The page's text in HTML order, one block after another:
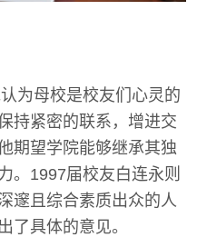
为母校是校友们心灵的
持紧密的联系，增进交
期望学院能够继承其独
。1997届校友白连永则
邃且综合素质出众的人
了具体的意见。